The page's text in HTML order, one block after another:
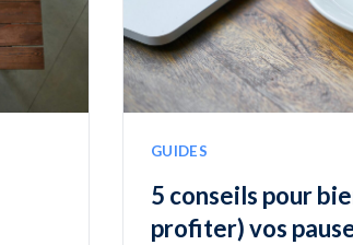
GUIDES
5 conseils pour
profiter) vos